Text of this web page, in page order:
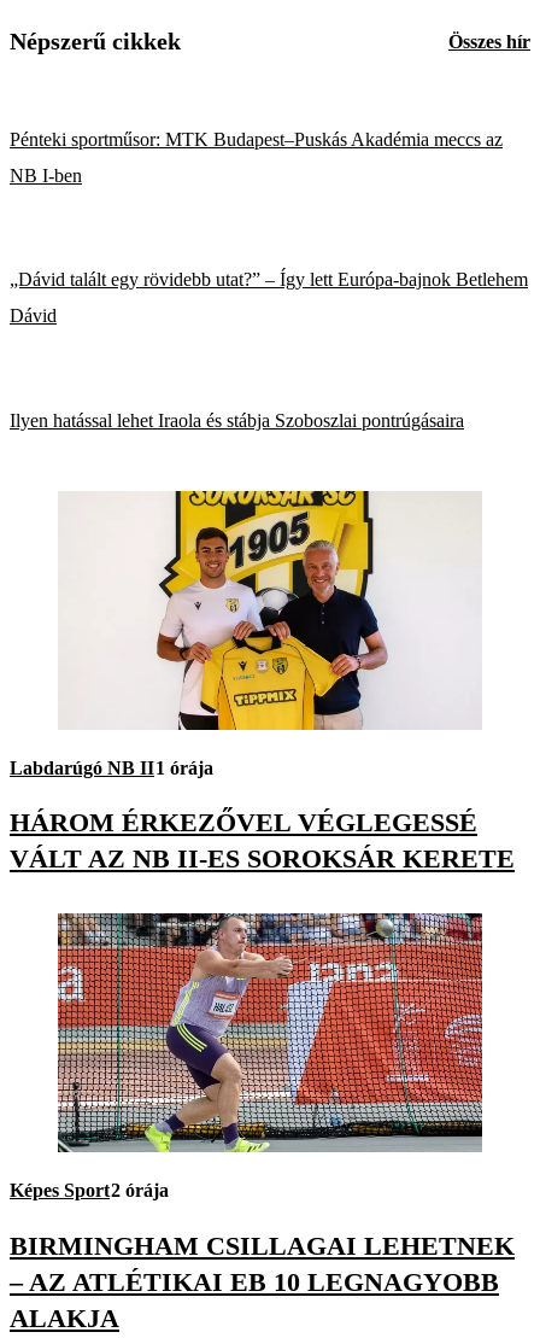
Népszerű cikkek Összes hír
Pénteki sportműsor: MTK Budapest–Puskás Akadémia meccs az
NB I-ben
„Dávid talált egy rövidebb utat?” – Így lett Európa-bajnok Betlehem
Dávid
Ilyen hatással lehet Iraola és stábja Szoboszlai pontrúgásaira
Labdarúgó NB II1 órája
HÁROM ÉRKEZŐVEL VÉGLEGESSÉ
VÁLT AZ NB II-ES SOROKSÁR KERETE
Képes Sport2 órája
BIRMINGHAM CSILLAGAI LEHETNEK
– AZ ATLÉTIKAI EB 10 LEGNAGYOBB
ALAKJA